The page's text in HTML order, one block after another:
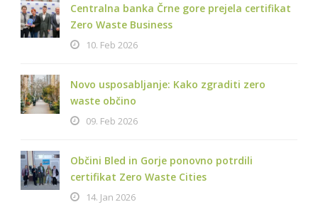
Centralna banka Črne gore prejela certifikat
Zero Waste Business
10. Feb 2026
Novo usposabljanje: Kako zgraditi zero
waste občino
09. Feb 2026
Občini Bled in Gorje ponovno potrdili
certifikat Zero Waste Cities
14. Jan 2026